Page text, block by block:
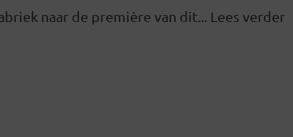
naar de première van dit... Lees verder